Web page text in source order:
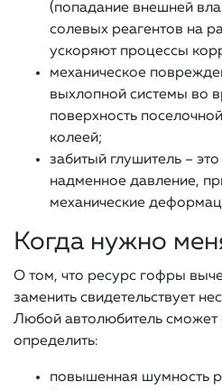
(попадание внешней
солевых реагентов на
ускоряют процессы
механическое
выхлопной системы во
поверхность
колеей;
забитый глушитель –
надменное давление,
механические
Когда нужно
О том, что ресурс гофры
заменить свидетельствует
Любой автолюбитель сможет
определить:
повышенная шумность